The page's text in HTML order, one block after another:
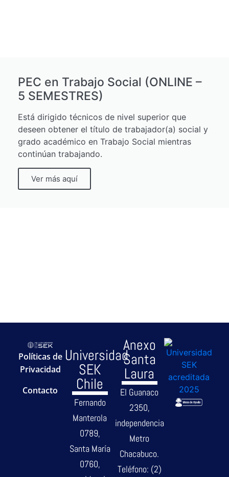
PEC en Trabajo Social (ONLINE –
5 SEMESTRES)
Está dirigido técnicos de nivel superior que
deseen obtener el título de trabajador(a) social y
grado académico en Trabajo Social mientras
continúan trabajando.
Ver más aquí
Políticas de
Privacidad
Contacto
Universidad
SEK
Chile
Fernando
Manterola
0789,
Santa María
0760,
Anexo
Santa
Laura
El Guanaco
2350,
independencia
Metro
Chacabuco.
Teléfono: (2)